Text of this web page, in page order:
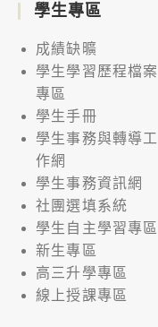
學生專區
成績缺曠
學生學習歷程檔案
專區
學生手冊
學生事務與轉導工
作網
學生事務資訊網
社團選填系統
學生自主學習專區
新生專區
高三升學專區
線上授課專區